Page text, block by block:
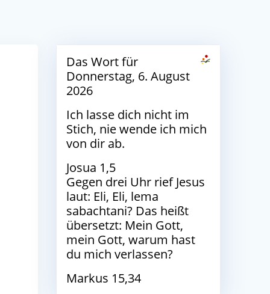
Das Wort für
Donnerstag, 6. August
2026
Ich lasse dich nicht im
Stich, nie wende ich mich
von dir ab.
Josua 1,5
Gegen drei Uhr rief Jesus
laut: Eli, Eli, lema
sabachtani? Das heißt
übersetzt: Mein Gott,
mein Gott, warum hast
du mich verlassen?
Markus 15,34